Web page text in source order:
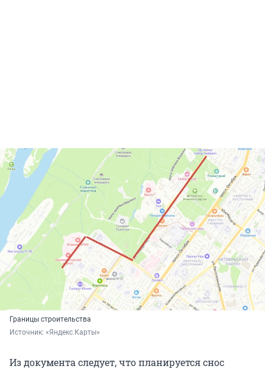
Границы строительства
Источник: «Яндекс.Карты»
Из документа следует, что планируется снос